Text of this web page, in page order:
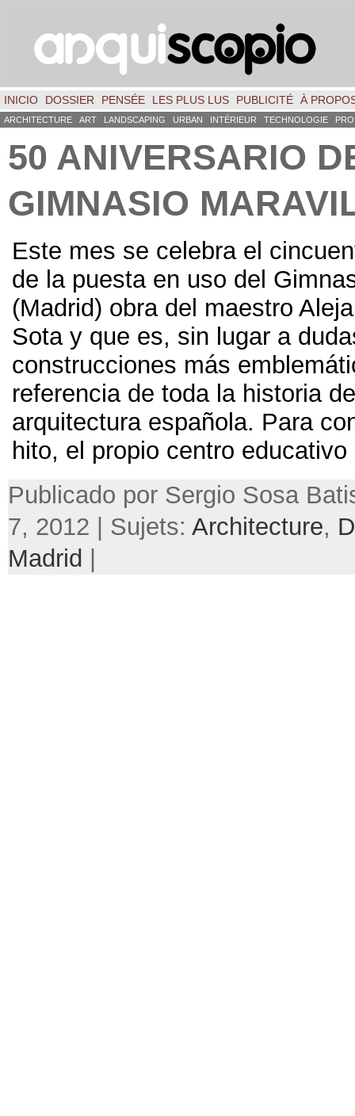
INICIO DOSSIER PENSÉE LES PLUS LUS PUBLICITÉ À
ARCHITECTURE ART LANDSCAPING URBAN INTÉRIEUR TECHNOLOGIE
50 ANIVERSARIO
GIMNASIO
Este mes se celebra el
de la puesta en uso del
(Madrid) obra del maestro
Sota y que es, sin lugar a
construcciones más
referencia de toda la historia
arquitectura española. Para
hito, el propio centro educativo
Publicado por Sergio Sosa
7, 2012 | Sujets: Architecture,
Madrid |